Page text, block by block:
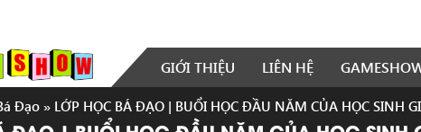
GIỚI THIỆU LIÊN HỆ
Đạo» LỚP HỌC BÁ ĐẠO | BUỔI HỌC ĐẦU NĂM CỦA HỌC SINH